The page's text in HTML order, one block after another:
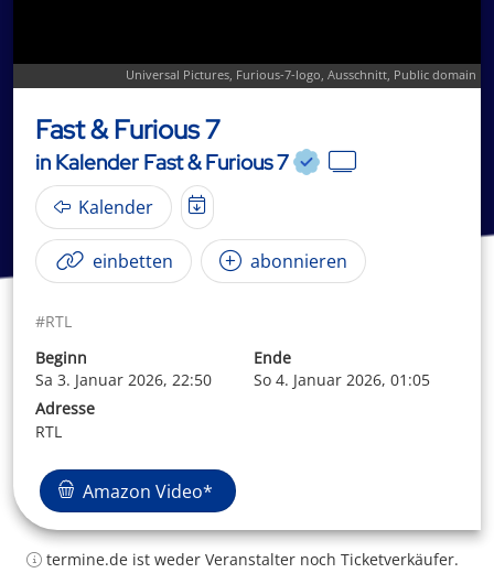
Universal Pictures, Furious-7-logo, Ausschnitt, Public domain
Fast & Furious 7
in Kalender Fast & Furious 7
Kalender
einbetten abonnieren
#RTL
Beginn
Sa 3. Januar 2026, 22:50
Ende
So 4. Januar 2026, 01:05
Adresse
RTL
Amazon Video*
termine.de ist weder Veranstalter noch Ticketverkäufer.